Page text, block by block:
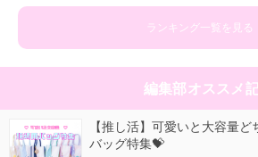
ランキング一覧を見る
編集部オススメ
【推し活】可愛いと大容量
バッグ特集💝